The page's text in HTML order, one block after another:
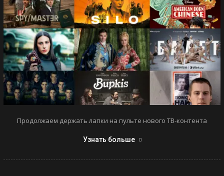
Продолжаем держать лапки на пульте нового ТВ-контента
Узнать больше